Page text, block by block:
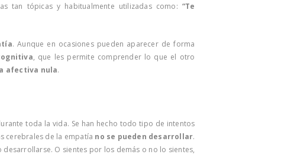
tan tópicas y habitualmente utilizadas como: “Te
. Aunque en ocasiones pueden aparecer de forma
, que les permite comprender lo que el otro
afectiva nula.
toda la vida. Se han hecho todo tipo de intentos
cerebrales de la empatía no se pueden desarrollar.
O sientes por los demás o no lo sientes,